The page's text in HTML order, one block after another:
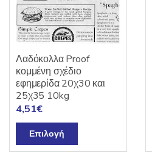
Λαδόκολλα Proof
κομμένη σχέδιο
εφημερίδα 20χ30 και
25χ35 10kg
4,51€
Επιλογή
το